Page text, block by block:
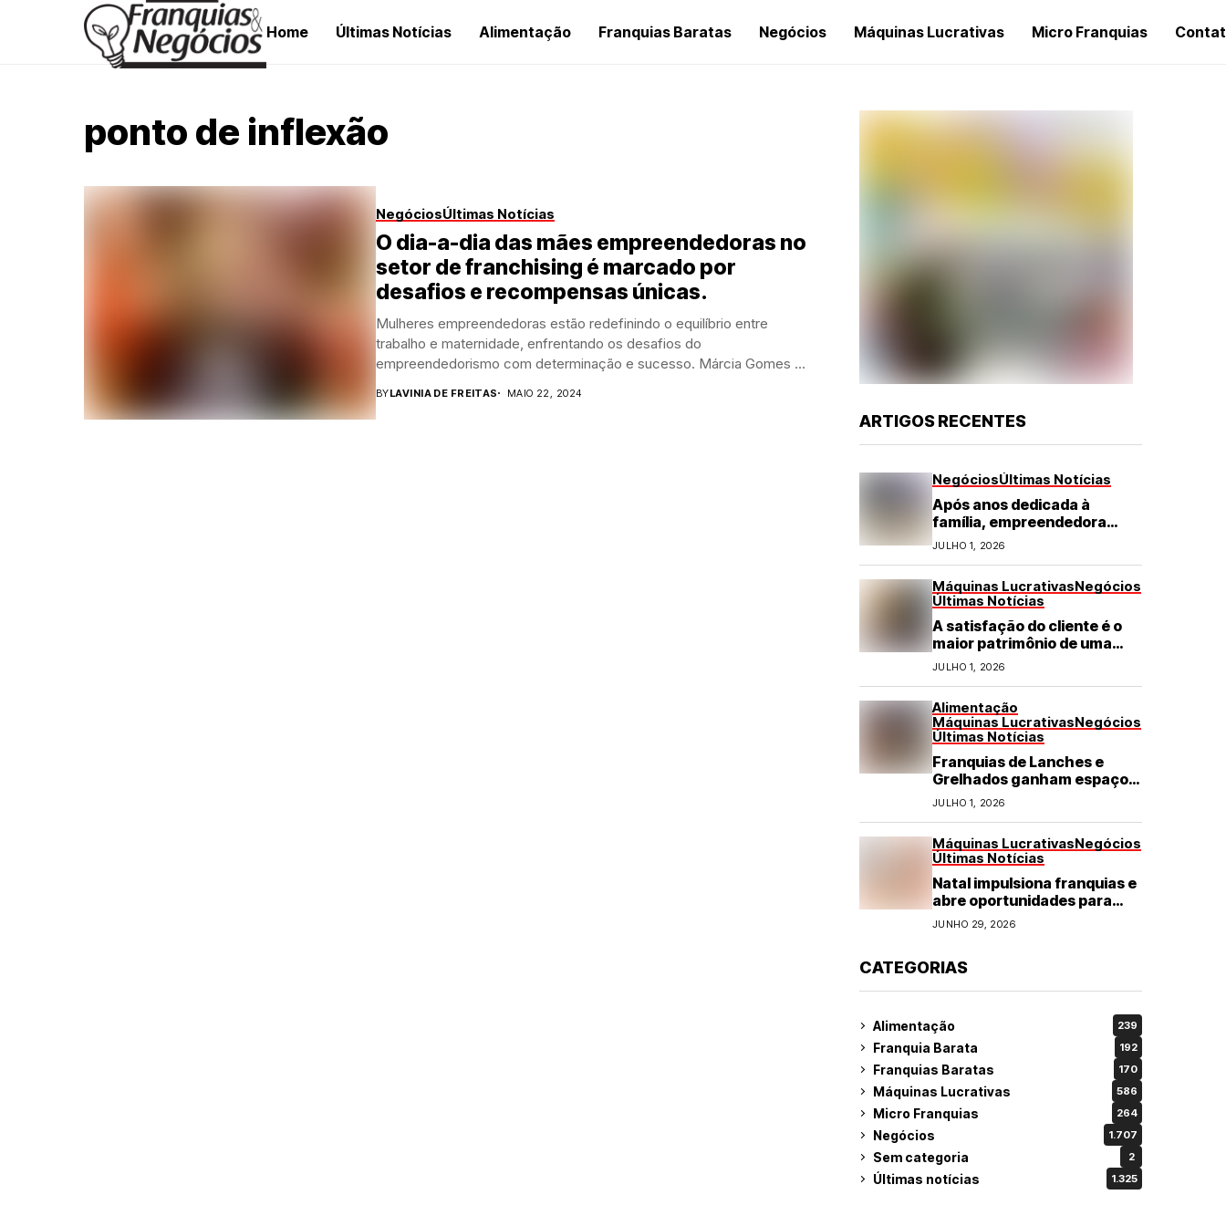
Home Últimas Notícias Alimentação Franquias Baratas Negócios Máquinas Lucrativas Micro Franquias
ponto de inflexão
NegóciosÚltimas Notícias
O dia-a-dia das mães empreendedoras no
setor de franchising é marcado por
desafios e recompensas únicas.
Mulheres empreendedoras estão redefinindo o equilíbrio entre
trabalho e maternidade, enfrentando os desafios do
empreendedorismo com determinação e sucesso. Márcia Gomes Di
BYLAVINIA DE FREITAS MAIO 22, 2024
ARTIGOS RECENTES
NegóciosÚltimas Notícias
Após anos dedicada à
família, empreendedora
transforma franquia de
turismo em negócio de
JULHO 1, 2026
Máquinas LucrativasNegócios
Últimas Notícias
A satisfação do cliente é o
maior patrimônio de uma
franquia
JULHO 1, 2026
Alimentação
Máquinas LucrativasNegócios
Últimas Notícias
Franquias de Lanches e
Grelhados ganham espaço
com demanda por refeições
rápidas e de qualidade
JULHO 1, 2026
Máquinas LucrativasNegócios
Últimas Notícias
Natal impulsiona franquias e
abre oportunidades para
diversos segmentos do
JUNHO 29, 2026
CATEGORIAS
Alimentação 239
Franquia Barata 192
Franquias Baratas 170
Máquinas Lucrativas 586
Micro Franquias 264
Negócios 1.707
Sem categoria 2
Últimas notícias 1.325